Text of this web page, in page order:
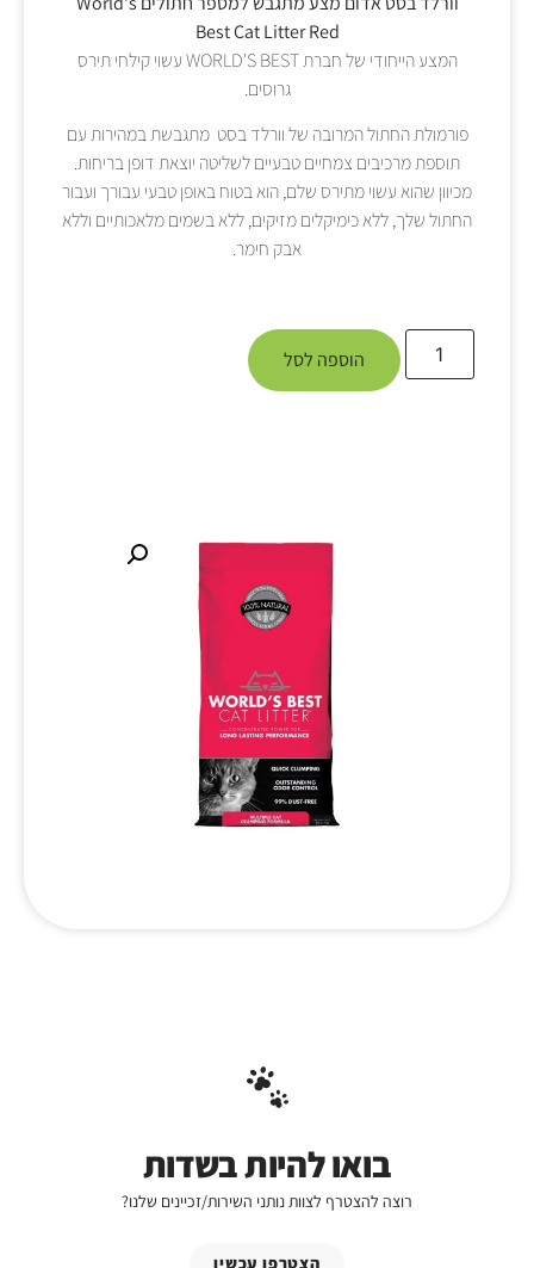
Best Cat Litter Red
המצע הייחודי של חברת WORLD'S BEST עשוי קילחי תירס
גרוסים.
פורמולת החתול המרובה של וורלד בסט מתגבשת במהירות עם
תוספת מרכיבים צמחיים טבעיים לשליטה יוצאת דופן בריחות.
מכיוון שהוא עשוי מתירס שלם, הוא בטוח באופן טבעי עבורך ועבור
החתול שלך, ללא כימיקלים מזיקים, ללא בשמים מלאכותיים וללא
אבק חימר.
הוספה לסל
בואו להיות בשדות
רוצה להצטרף לצוות נותני השירות/זכיינים שלנו?